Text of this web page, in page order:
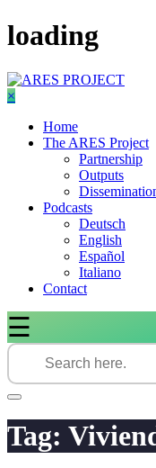
Skip
to
loading
×
Home
The ARES Project
Partnership
Outputs
Podcasts
Deutsch
English
Español
Italiano
Contact
☰
Tag: